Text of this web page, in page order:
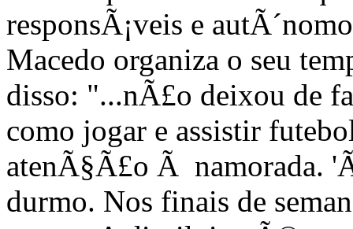
responsÃ¡veis e
Macedo organiza o seu
disso: "...nÃ£o deixou de
como jogar e assistir
atenÃ§Ã£o Ã namorada.
durmo. Nos finais de